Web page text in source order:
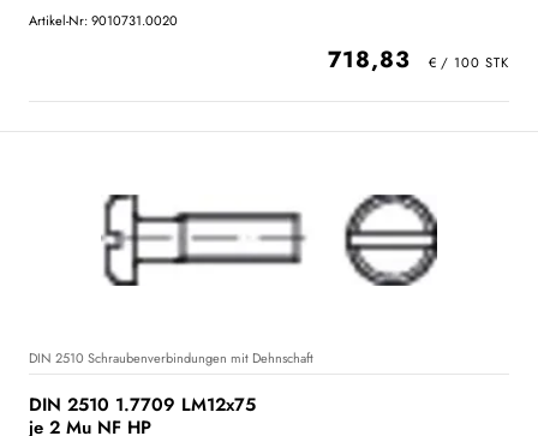
Artikel-Nr: 9010731.0020
718,83
DIN 2510 Schraubenverbindungen mit Dehnschaft
DIN 2510 1.7709 LM12x75
je 2 Mu NF HP